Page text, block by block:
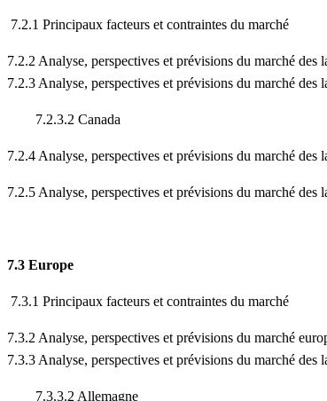
7.2.1 Principaux facteurs et contraintes du marché
7.2.2 Analyse, perspectives et prévisions du marché
7.2.3 Analyse, perspectives et prévisions du marché
7.2.3.2 Canada
7.2.4 Analyse, perspectives et prévisions du marché
7.2.5 Analyse, perspectives et prévisions du marché
7.3 Europe
7.3.1 Principaux facteurs et contraintes du marché
7.3.2 Analyse, perspectives et prévisions du marché
7.3.3 Analyse, perspectives et prévisions du marché
7.3.3.2 Allemagne